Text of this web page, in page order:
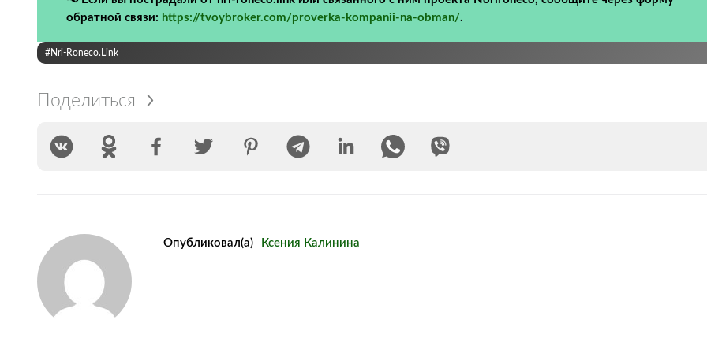
обратной связи: https://tvoybroker.com/proverka-kompanii-na-obman/.
#nri-Roneco.link
Поделиться
Опубликовал(а) Ксения Калинина